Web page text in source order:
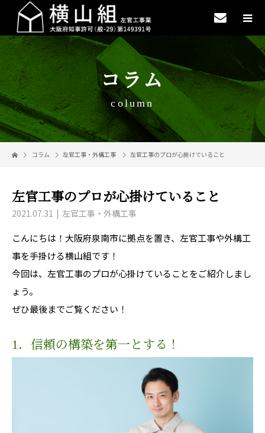
コラム
column
コラム 左官工事・外構工事 左官工事のプロが心掛けていること
左官工事のプロが心掛けていること
2021.07.31 左官工事・外構工事
こんにちは！大阪府泉南市に拠点を置き、左官工事や外構工
事を手掛ける横山組です！
今回は、左官工事のプロが心掛けていることをご紹介しまし
ょう。
ぜひ最後までご覧ください！
1．信頼の構築を第一とする！